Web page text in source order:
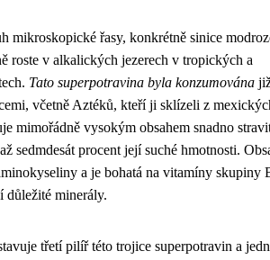
mikroskopické řasy, konkrétně sinice
roste v alkalických jezerech v tropických a
Tato superpotravina byla konzumována
včetně Aztéků, kteří ji sklízeli z
mimořádně vysokým obsahem snadno
sedmdesát procent její suché hmotnosti.
a je bohatá na vitamíny skupiny
důležité minerály.
třetí pilíř této trojice superpotravin a